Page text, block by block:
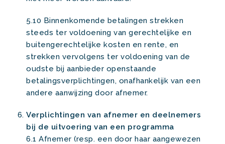
5.10 Binnenkomende betalingen strekken
steeds ter voldoening van gerechtelijke en
buitengerechtelijke kosten en rente, en
strekken vervolgens ter voldoening van de
oudste bij aanbieder openstaande
betalingsverplichtingen, onafhankelijk van een
andere aanwijzing door afnemer.
Verplichtingen van afnemer en deelnemers
bij de uitvoering van een programma
6.1 Afnemer (resp. een door haar aangewezen